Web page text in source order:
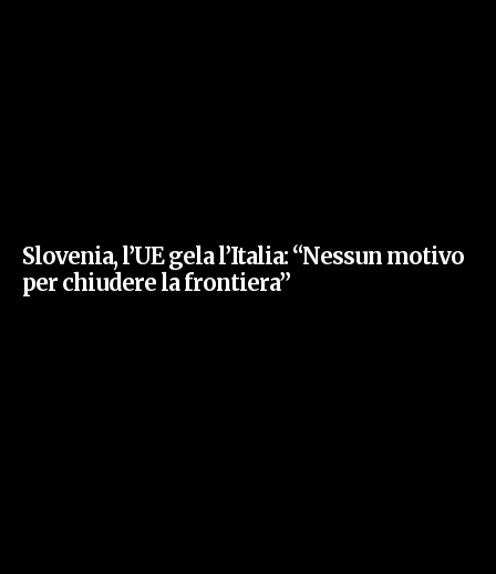
Slovenia, l’UE gela l’Italia: “Nessun motivo
per chiudere la frontiera”